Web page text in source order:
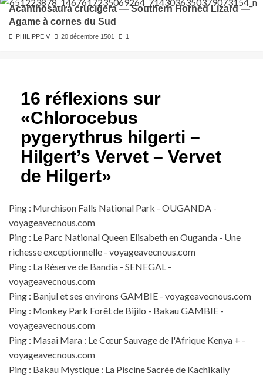
Acanthosaura crucigera — Southern Horned Lizard —
Agame à cornes du Sud
PHILIPPE V 20 décembre 1501 1
16 réflexions sur
«Chlorocebus
pygerythrus hilgerti –
Hilgert’s Vervet – Vervet
de Hilgert»
Ping : Murchison Falls National Park - OUGANDA -
voyageavecnous.com
Ping : Le Parc National Queen Elisabeth en Ouganda - Une
richesse exceptionnelle - voyageavecnous.com
Ping : La Réserve de Bandia - SENEGAL -
voyageavecnous.com
Ping : Banjul et ses environs GAMBIE - voyageavecnous.com
Ping : Monkey Park Forêt de Bijilo - Bakau GAMBIE -
voyageavecnous.com
Ping : Masai Mara : Le Cœur Sauvage de l'Afrique Kenya + -
voyageavecnous.com
Ping : Bakau Mystique : La Piscine Sacrée de Kachikally